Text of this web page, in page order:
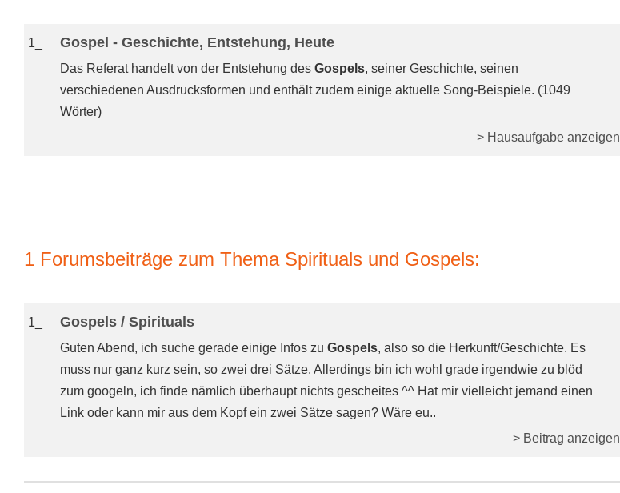
1_ Gospel - Geschichte, Entstehung, Heute
Das Referat handelt von der Entstehung des Gospels, seiner Geschichte, seinen
verschiedenen Ausdrucksformen und enthält zudem einige aktuelle Song-Beispiele. (1049
Wörter)
> Hausaufgabe anzeigen
1 Forumsbeiträge zum Thema Spirituals und Gospels:
1_ Gospels / Spirituals
Guten Abend, ich suche gerade einige Infos zu Gospels, also so die Herkunft/Geschichte. Es
muss nur ganz kurz sein, so zwei drei Sätze. Allerdings bin ich wohl grade irgendwie zu blöd
zum googeln, ich finde nämlich überhaupt nichts gescheites ^^ Hat mir vielleicht jemand einen
Link oder kann mir aus dem Kopf ein zwei Sätze sagen? Wäre eu..
> Beitrag anzeigen